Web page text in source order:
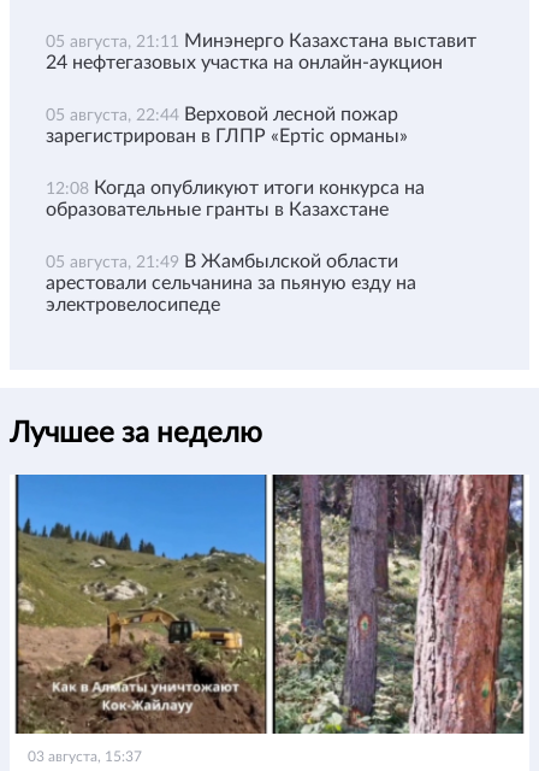
05 августа, 21:11 Минэнерго Казахстана выставит
24 нефтегазовых участка на онлайн-аукцион
05 августа, 22:44 Верховой лесной пожар
зарегистрирован в ГЛПР «Ертіс орманы»
12:08 Когда опубликуют итоги конкурса на
образовательные гранты в Казахстане
05 августа, 21:49 В Жамбылской области
арестовали сельчанина за пьяную езду на
электровелосипеде
Лучшее за неделю
03 августа, 15:37